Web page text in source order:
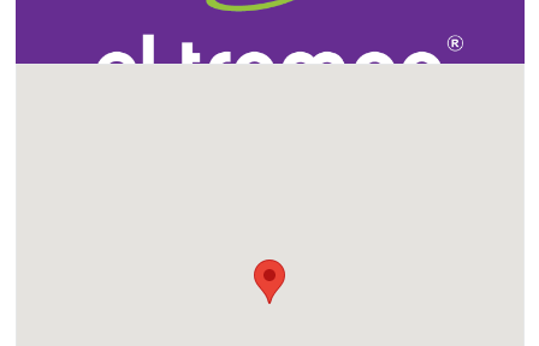
Tijuana, B.C., Mexico